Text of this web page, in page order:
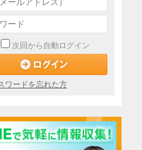
次回から自動ログイン
ワードを忘れた方